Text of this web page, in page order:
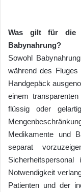
Was gilt für die
Babynahrung?
Sowohl
während des
Handgepäck
einem
flüssig oder
Medikamente und
separat
Notwendigkeit
Patienten und der